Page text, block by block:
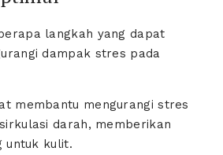
langkah yang dapat
dampak stres pada
membantu mengurangi stres
darah, memberikan
untuk kulit.